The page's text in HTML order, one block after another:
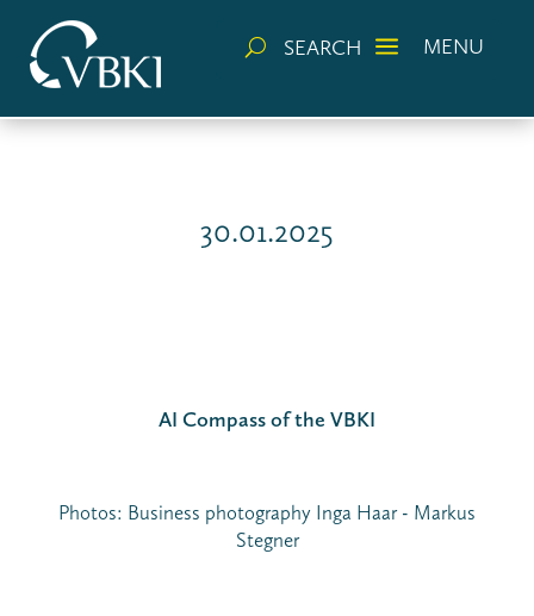
U SEARCH a MENU
30.01.2025
AI Compass of the VBKI
Photos: Business photography Inga Haar - Markus
Stegner